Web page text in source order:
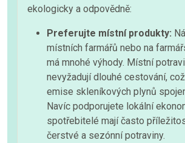
ekologicky a odpovědně:
Preferujte místní produkty:
místních farmářů nebo na
má mnohé výhody. Místní
nevyžadují dlouhé cestování,
emise skleníkových plynů
Navíc podporujete lokální
spotřebitelé mají často
čerstvé a sezónní potraviny.